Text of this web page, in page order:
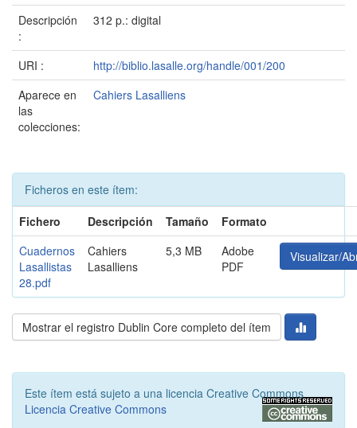
Descripción
:
312 p.: digital
URI :
http://biblio.lasalle.org/handle/001/200
Aparece en
las
colecciones:
Cahiers Lasalliens
Ficheros en este ítem:
Fichero
Descripción Tamaño
Formato
Cuadernos
Lasallistas
28.pdf
Cahiers
Lasalliens
5,3 MB
Adobe
PDF
Visualizar/
Mostrar el registro Dublin Core completo del ítem
Este ítem está sujeto a una licencia Creative Commons
Licencia Creative Commons